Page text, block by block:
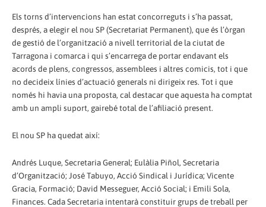
Els torns d’intervencions han estat concorreguts i s’ha passat,
després, a elegir el nou SP (Secretariat Permanent), que és l’òrgan
de gestió de l’organització a nivell territorial de la ciutat de
Tarragona i comarca i qui s’encarrega de portar endavant els
acords de plens, congressos, assemblees i altres comicis, tot i que
no decideix línies d’actuació generals ni dirigeix res. Tot i que
només hi havia una proposta, cal destacar que aquesta ha comptat
amb un ampli suport, gairebé total de l’afiliació present.
El nou SP ha quedat així:
Andrés Luque, Secretaria General; Eulàlia Piñol, Secretaria
d’Organització; José Tabuyo, Acció Sindical i Jurídica; Vicente
Gracia, Formació; David Messeguer, Acció Social; i Emili Sola,
Finances. Cada Secretaria intentarà constituir grups de treball per